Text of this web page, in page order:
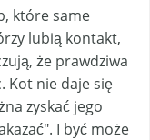
które same
lubią kontakt,
że prawdziwa
Kot nie daje się
zyskać jego
I być może